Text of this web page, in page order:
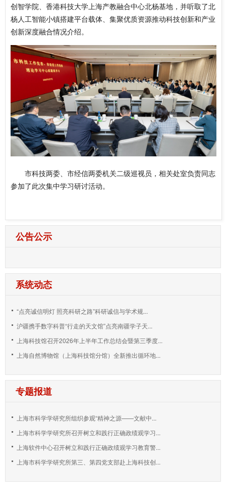
创智学院、香港科技大学上海产教融合中心北杨基地，并听取了北
杨人工智能小镇搭建平台载体、集聚优质资源推动科技创新和产业
创新深度融合情况介绍。
市科技两委、市经信两委机关二级巡视员，相关处室负责同志
参加了此次集中学习研讨活动。
公告公示
系统动态
“点亮诚信明灯 照亮科研之路”科研诚信与学术规...
沪疆携手数字科普“行走的天文馆”点亮南疆学子天...
上海科技馆召开2026年上半年工作总结会暨第三季度...
上海自然博物馆（上海科技馆分馆）全新推出循环地...
专题报道
上海市科学学研究所组织参观“精神之源——文献中...
上海市科学学研究所召开树立和践行正确政绩观学习...
上海软件中心召开树立和践行正确政绩观学习教育警...
上海市科学学研究所第三、第四党支部赴上海科技创...